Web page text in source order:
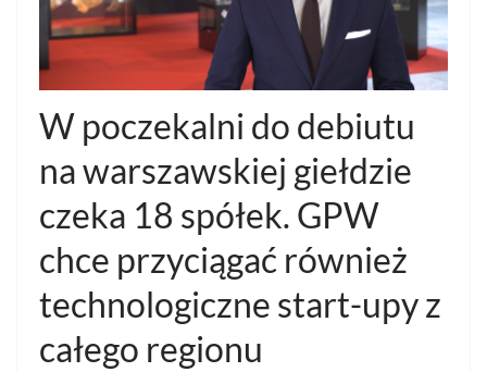
W poczekalni do debiutu
na warszawskiej giełdzie
czeka 18 spółek. GPW
chce przyciągać również
technologiczne start-upy z
całego regionu